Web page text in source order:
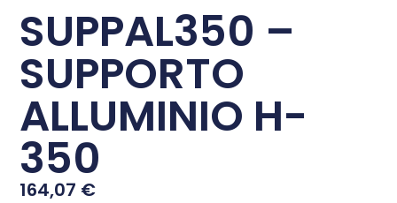
SUPPAL350 –
SUPPORTO
ALLUMINIO H-
350
164,07 €